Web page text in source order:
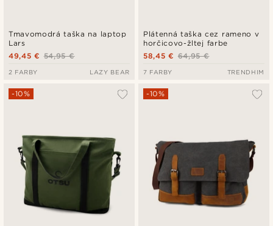
Tmavomodrá taška na laptop
Lars
54,95 €
49,45 €
2 FARBY LAZY BEAR
Plátenná taška cez rameno v
horčicovo-žltej farbe
64,95 €
58,45 €
7 FARBY TRENDHIM
-10% -10%